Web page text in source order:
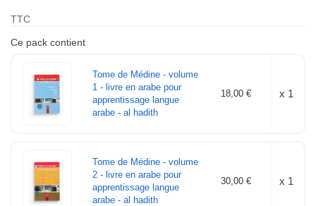
TTC
Ce pack contient
Tome de Médine - volume
1 - livre en arabe pour
apprentissage langue
arabe - al hadith
18,00 € x 1
Tome de Médine - volume
2 - livre en arabe pour
apprentissage langue
arabe - al hadith
30,00 € x 1